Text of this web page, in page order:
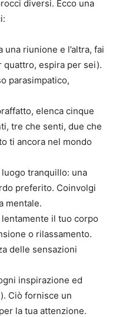
diversi. Ecco una
una riunione e l’altra, fai
espira per sei).
parasimpatico,
elenca cinque
tre che senti, due che
ti ancora nel mondo
luogo tranquillo: una
preferito. Coinvolgi
mentale.
lentamente il tuo corpo
o rilassamento.
delle sensazioni
inspirazione ed
Ciò fornisce un
la tua attenzione.